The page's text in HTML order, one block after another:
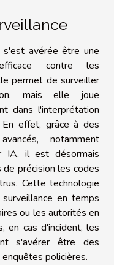
s'est avérée être une
contre les
permet de surveiller
mais elle joue
dans l'interprétation
effet, grâce à des
notamment
IA, il est désormais
précision les codes
Cette technologie
en temps
ou les autorités en
en cas d'incident, les
s'avérer être des
policières.